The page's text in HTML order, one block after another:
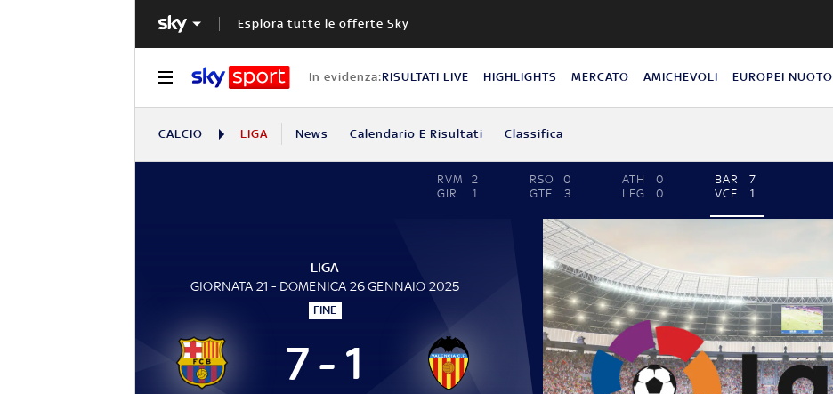
Esplora tutte le offerte Sky
In evidenza:RISULTATI LIVE HIGHLIGHTS MERCATO AMICHEVOLI EUROPEI NUOTO
CALCIO LIGA News Calendario E Risultati Classifica
RVM
2
GIR
1
RSO
0
GTF
3
ATH
0
LEG
0
BAR
7
VCF
1
LIGA
GIORNATA 21 - DOMENICA 26 GENNAIO 2025
FINE
7 - 1